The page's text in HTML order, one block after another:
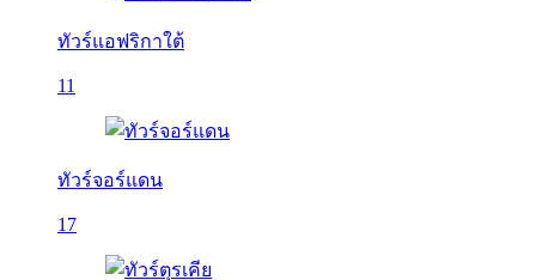
ทัวร์แอฟริกาใต้
11
ทัวร์จอร์แดน
17